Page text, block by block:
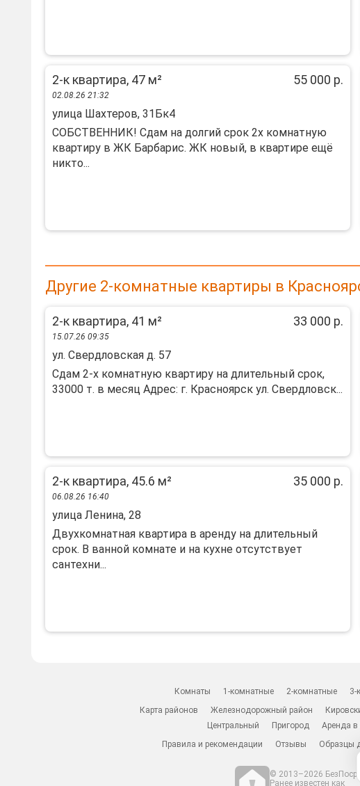
2-к квартира, 47 м² 55 000 р.
02.08.26 21:32
улица Шахтеров, 31Бк4
СОБСТВЕННИК! Сдам на долгий срок 2х комнатную
квартиру в ЖК Барбарис. ЖК новый, в квартире ещё
никто...
Другие 2-комнатные квартиры в
2-к квартира, 41 м² 33 000 р.
15.07.26 09:35
ул. Свердловская д. 57
Сдам 2-х комнатную квартиру на длительный срок,
33000 т. в месяц Адрес: г. Красноярск ул. Свердловск...
2-к квартира, 45.6 м² 35 000 р.
06.08.26 16:40
улица Ленина, 28
Двухкомнатная квартира в аренду на длительный
срок. В ванной комнате и на кухне отсутствует
сантехни...
Комнаты 1-комнатные 2-комнатные 3-
Карта районов
Железнодорожный район
Центральный
Пригород Аренда в
Правила и рекомендации
Отзывы Образцы
© 2013–2026
Ранее известен как